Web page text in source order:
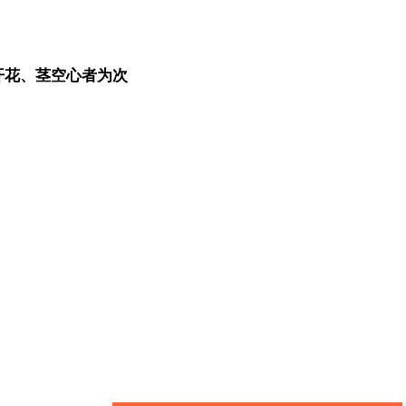
、茎空心者为次